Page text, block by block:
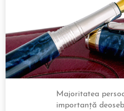
Majoritatea
importanță